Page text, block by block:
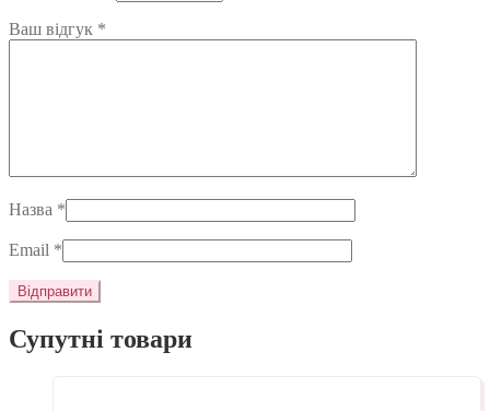
Ваш відгук *
Назва *
Email *
Супутні товари